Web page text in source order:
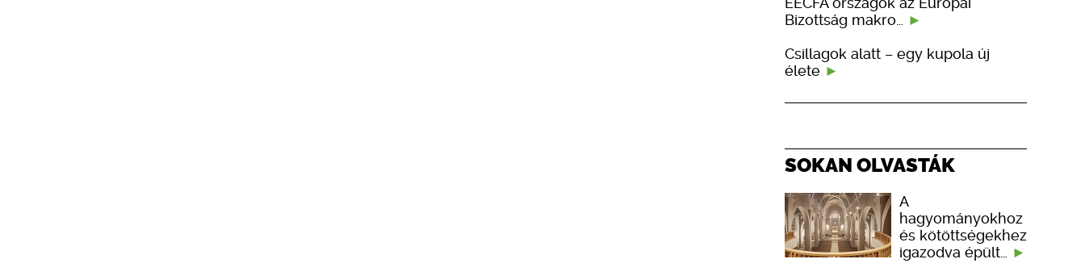
Bizottság makro…
Csillagok alatt – egy kupola új
élete
SOKAN OLVASTÁK
A
hagyományokhoz
és kötöttségekhez
igazodva épült…